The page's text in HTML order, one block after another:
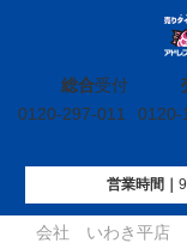
総合受付
0120-297-011
0120-
営業時間｜
イエステーション»
会社 いわき平店